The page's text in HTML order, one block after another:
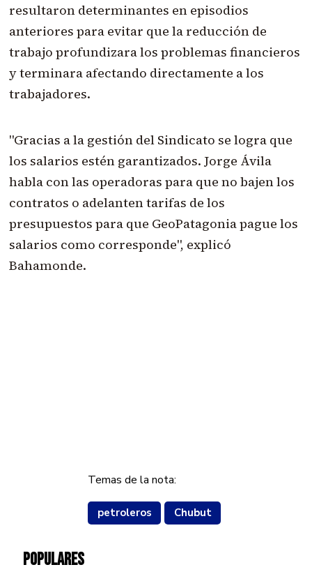
resultaron determinantes en episodios
anteriores para evitar que la reducción de
trabajo profundizara los problemas financieros
y terminara afectando directamente a los
trabajadores.
"Gracias a la gestión del Sindicato se logra que
los salarios estén garantizados. Jorge Ávila
habla con las operadoras para que no bajen los
contratos o adelanten tarifas de los
presupuestos para que GeoPatagonia pague los
salarios como corresponde", explicó
Bahamonde.
Temas de la nota:
petroleros Chubut
POPULARES